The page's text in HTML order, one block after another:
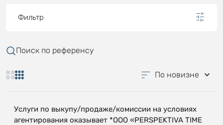
Фильтр
Поиск по референсу
По новизне
Услуги по выкупу/продаже/комиссии на условиях
агентирования оказывает *OOO «PERSPEKTIVA TIME